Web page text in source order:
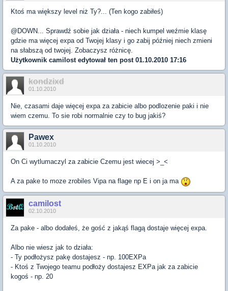
Ktoś ma większy level niż Ty?... (Ten kogo zabiłeś)
@DOWN... Sprawdź sobie jak działa - niech kumpel weźmie klasę
gdzie ma więcej expa od Twojej klasy i go zabij później niech zmieni
na słabszą od twojej. Zobaczysz różnicę.
Użytkownik camilostedytował ten post 01.10.2010 17:16
kondzixd
01.10.2010
Nie, czasami daje więcej expa za zabicie albo podlozenie paki i nie
wiem czemu. To sie robi normalnie czy to bug jakiś?
Pawex
01.10.2010
On Ci wytlumaczyl za zabicie Czemu jest wiecej >_<
A za pake to moze zrobiles Vipa na flage np E i on ja ma
camilost
02.10.2010
Za pake - albo dodałeś, że gość z jakąś flagą dostaje więcej expa.
Albo nie wiesz jak to działa:
- Ty podłożysz pakę dostajesz - np. 100EXPa
- Ktoś z Twojego teamu podłoży dostajesz EXPa jak za zabicie
kogoś - np. 20